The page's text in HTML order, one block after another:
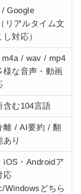
/ Google
リアルタイム文
対応）
m4a / wav / mp4
様な音声・動画
含む104言語
離 / AI要約 / 翻
あり
iOS・Androidア
応
Windowsどちら